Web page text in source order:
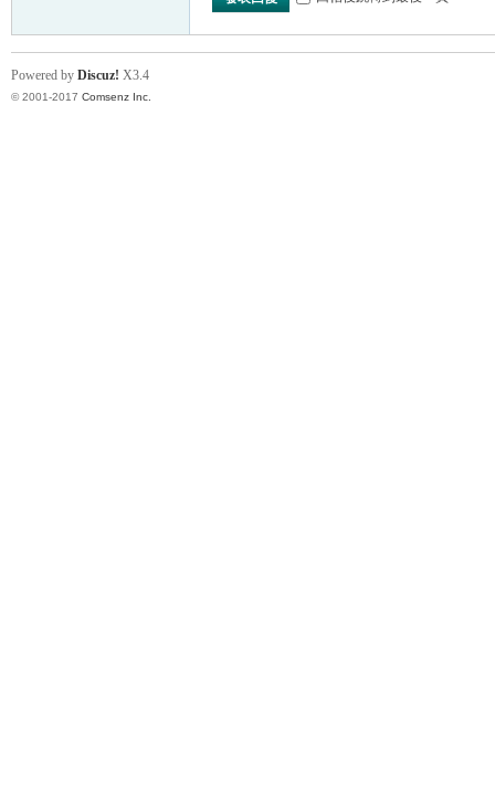
Powered by Discuz! X3.4
© 2001-2017 Comsenz Inc.